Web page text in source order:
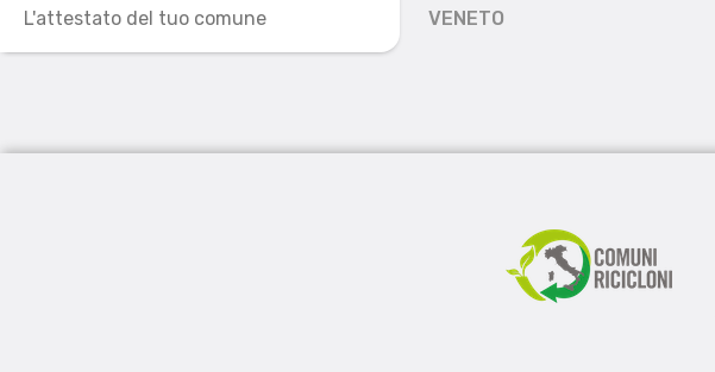
L'attestato del tuo comune
VENETO